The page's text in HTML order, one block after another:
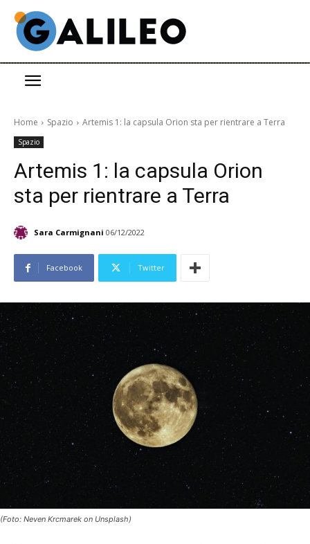
Home Spazio Artemis 1: la capsula Orion sta per rientrare a Terra
Spazio
Artemis 1: la capsula Orion
sta per rientrare a Terra
Sara Carmignani 06/12/2022
Facebook Twitter
(Foto: Neven Krcmarek on Unsplash)